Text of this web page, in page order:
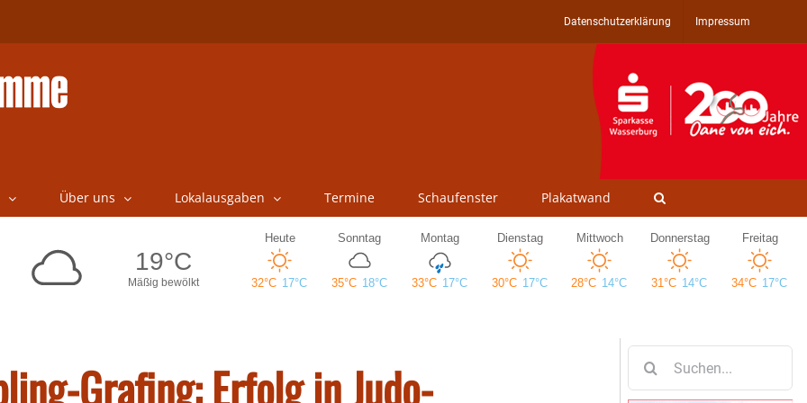
Datenschutzerklärung Impressum
Über uns Lokalausgaben Termine Schaufenster Plakatwand
Grafing: Erfolg in Judo-
nach: